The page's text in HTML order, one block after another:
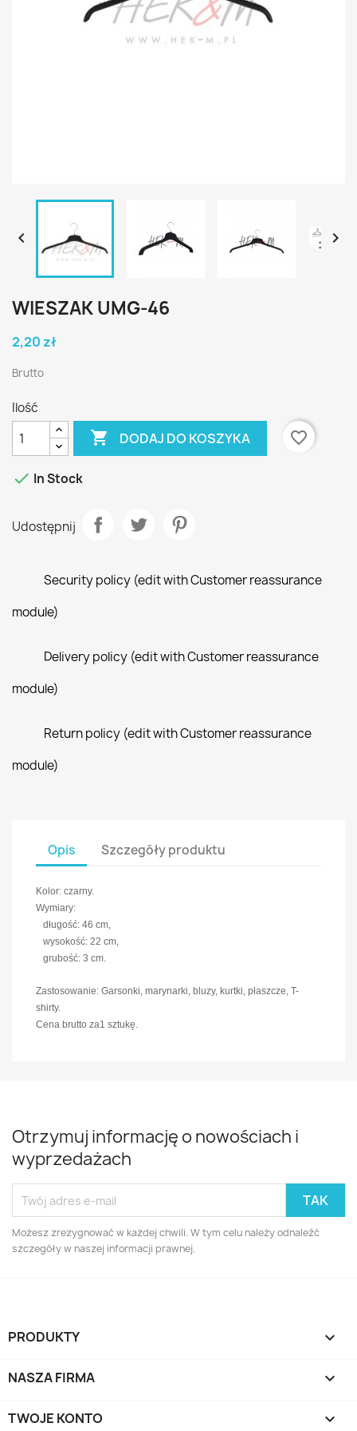
 
WIESZAK UMG-46
2,20 zł
Brutto
Ilość
 DODAJ DO KOSZYKA favorite_border
 In Stock
Udostępnij
Security policy (edit with Customer reassurance
module)
Delivery policy (edit with Customer reassurance
module)
Return policy (edit with Customer reassurance
module)
Opis Szczegóły produktu
Kolor: czarny.
Wymiary:
długość: 46 cm,
wysokość: 22 cm,
grubość: 3 cm.
Zastosowanie: Garsonki, marynarki, bluzy, kurtki, płaszcze, T-
shirty.
Cena brutto za1 sztukę.
Otrzymuj informację o nowościach i
wyprzedażach
Możesz zrezygnować w każdej chwili. W tym celu należy odnaleźć
szczegóły w naszej informacji prawnej.
PRODUKTY 
NASZA FIRMA 
TWOJE KONTO 